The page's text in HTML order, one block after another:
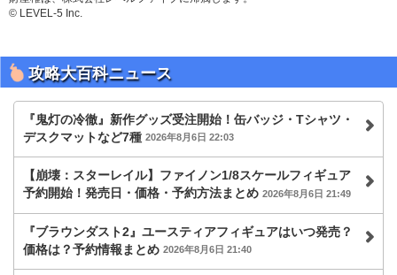
© LEVEL-5 Inc.
攻略大百科ニュース
『鬼灯の冷徹』新作グッズ受注開始！缶バッジ・Tシャツ・
デスクマットなど7種 2026年8月6日 22:03
【崩壊：スターレイル】ファイノン1/8スケールフィギュア
予約開始！発売日・価格・予約方法まとめ 2026年8月6日 21:49
『ブラウンダスト2』ユースティアフィギュアはいつ発売？
価格は？予約情報まとめ 2026年8月6日 21:40